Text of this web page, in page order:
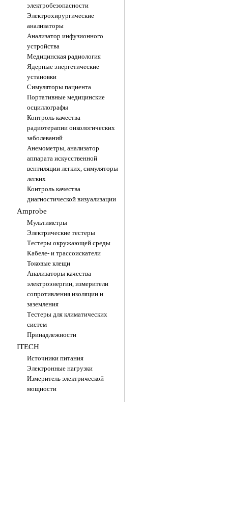
электробезопасности
Электрохирургические
анализаторы
Анализатор инфузионного
устройства
Медицинская радиология
Ядерные энергетические
установки
Симуляторы пациента
Портативные медицинские
осциллографы
Контроль качества
радиотерапии онкологических
заболеваний
Анемометры, анализатор
аппарата искусственной
вентиляции легких, симуляторы
легких
Контроль качества
диагностической визуализации
Amprobe
Мультиметры
Электрические тестеры
Тестеры окружающей среды
Кабеле- и трассоискатели
Токовые клещи
Анализаторы качества
электроэнергии, измерители
сопротивления изоляции и
заземления
Тестеры для климатических
систем
Принадлежности
ITECH
Источники питания
Электронные нагрузки
Измеритель электрической
мощности